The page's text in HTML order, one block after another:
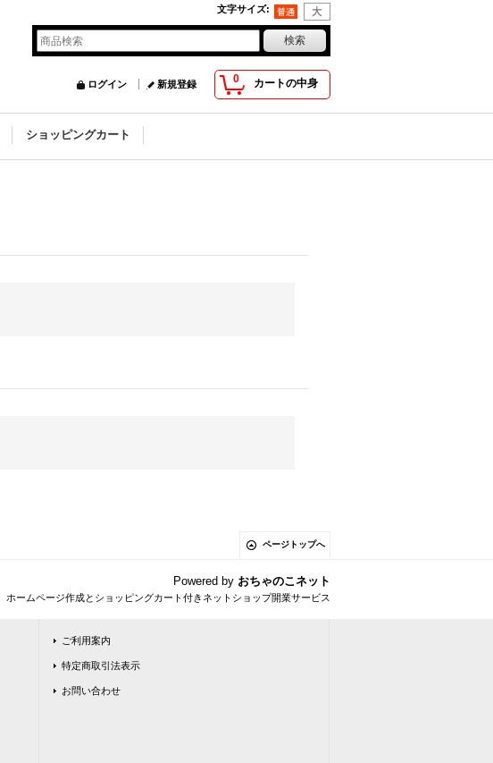
文字サイズ:
0 カートの中身
ログイン 新規登録
ショッピングカート
ページトップへ
Powered by おちゃのこネット
ホームページ作成とショッピングカート付きネットショップ開業サービス
ご利用案内
特定商取引法表示
お問い合わせ